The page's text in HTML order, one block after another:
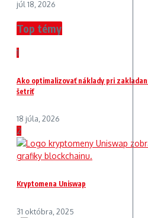
júl 18, 2026
Top témy
1
Ako optimalizovať náklady pri
šetriť
18 júla, 2026
2
Kryptomena Uniswap
31 októbra, 2025